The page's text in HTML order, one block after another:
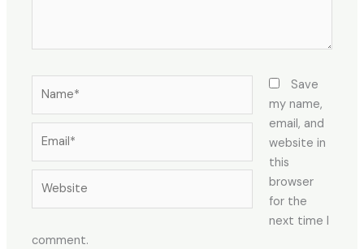
Save
my name,
email, and
website in
this
browser
for the
next time I
comment.